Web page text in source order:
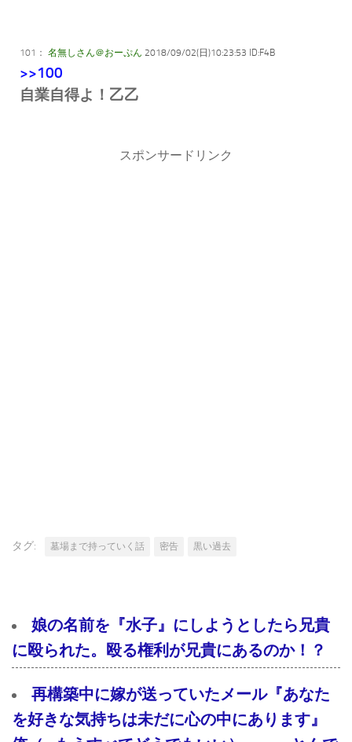
101： 名無しさん＠おーぷん 2018/09/02(日)10:23:53 ID:F4B
>>100
自業自得よ！乙乙
スポンサードリンク
タグ: 墓場まで持っていく話 密告 黒い過去
娘の名前を『水子』にしようとしたら兄貴
に殴られた。殴る権利が兄貴にあるのか！？
再構築中に嫁が送っていたメール『あなた
を好きな気持ちは未だに心の中にあります』